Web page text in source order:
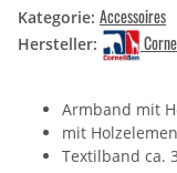
Kategorie: Accessoires
Hersteller:
Armband mit
mit
Textilband ca.